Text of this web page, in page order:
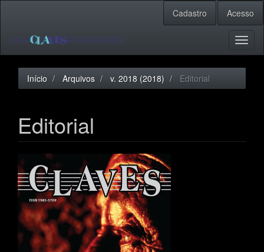
principal
Barra
Cadastro Acesso
Início Arquivos v. 2018 (2018) Editorial
Editorial
Barra
lateral
de
artigos